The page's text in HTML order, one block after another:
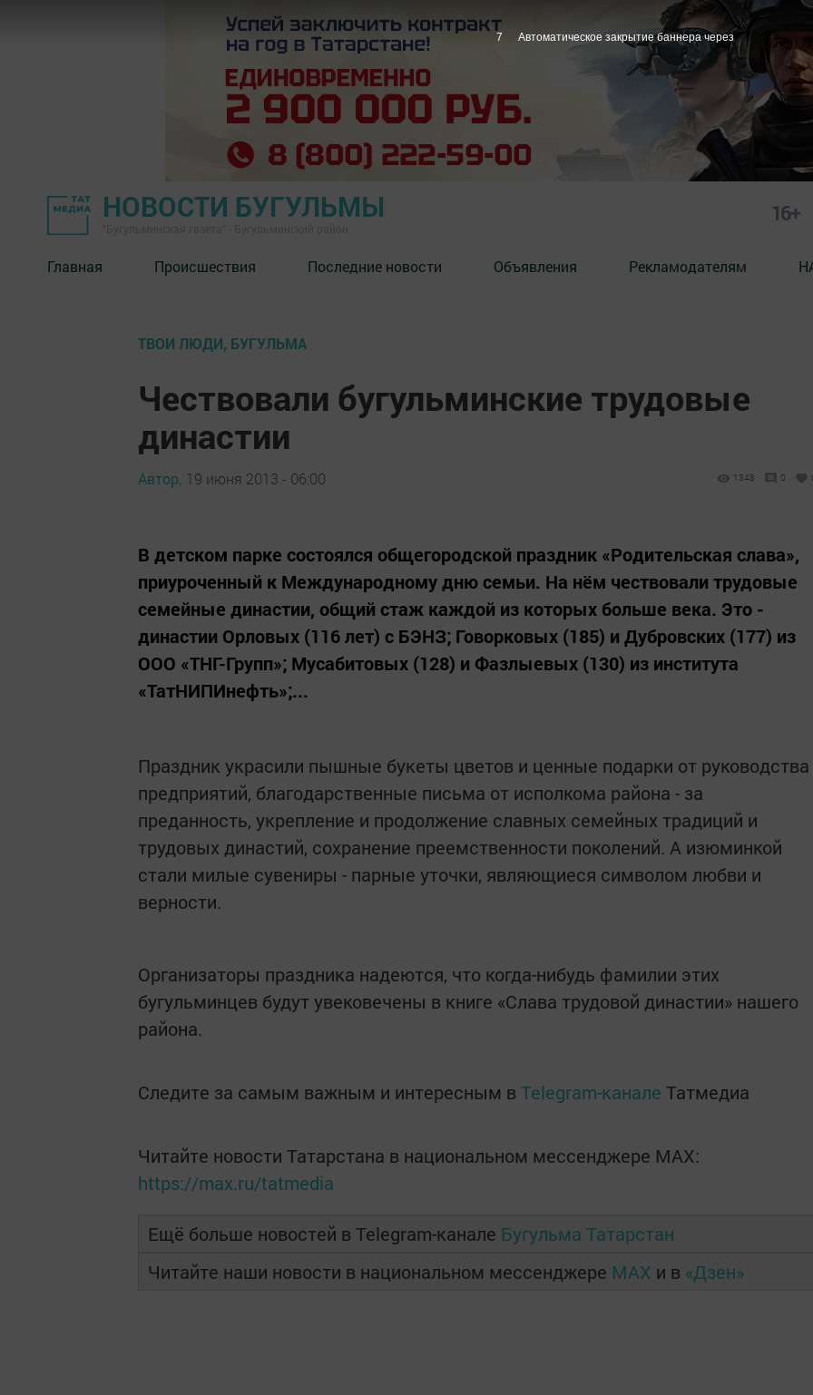
НОВОСТИ БУГУЛЬМЫ 16+
Главная Происшествия Последние новости Объявления Рекламодателям
ТВОИ ЛЮДИ, БУГУЛЬМА
Чествовали бугульминские трудовые
династии
Автор, 19 июня 2013 - 06:00 1348 0
В детском парке состоялся общегородской праздник «Родительская слава»,
приуроченный к Международному дню семьи. На нём чествовали трудовые
семейные династии, общий стаж каждой из которых больше века. Это -
династии Орловых (116 лет) с БЭНЗ; Говорковых (185) и Дубровских (177) из
ООО «ТНГ-Групп»; Мусабитовых (128) и Фазлыевых (130) из института
«ТатНИПИнефть»;...
Праздник украсили пышные букеты цветов и ценные подарки от руководства
предприятий, благодарственные письма от исполкома района - за
преданность, укрепление и продолжение славных семейных традиций и
трудовых династий, сохранение преемственности поколений. А изюминкой
стали милые сувениры - парные уточки, являющиеся символом любви и
верности.
Организаторы праздника надеются, что когда-нибудь фамилии этих
бугульминцев будут увековечены в книге «Слава трудовой династии» нашего
района.
Следите за самым важным и интересным в Telegram-канале Татмедиа
Читайте новости Татарстана в национальном мессенджере MАХ:
https://max.ru/tatmedia
Ещё больше новостей в Telegram-канале Бугульма Татарстан
Читайте наши новости в национальном мессенджере MAX и в «Дзен»
6 Автоматическое закрытие баннера через